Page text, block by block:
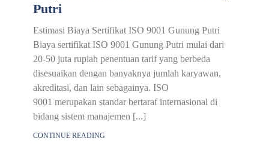
Putri
Estimasi Biaya Sertifikat ISO 9001 Gunung Putri
Biaya sertifikat ISO 9001 Gunung Putri mulai dari
20-50 juta rupiah penentuan tarif yang berbeda
disesuaikan dengan banyaknya jumlah karyawan,
akreditasi, dan lain sebagainya. ISO
9001 merupakan standar bertaraf internasional di
bidang sistem manajemen [...]
CONTINUE READING